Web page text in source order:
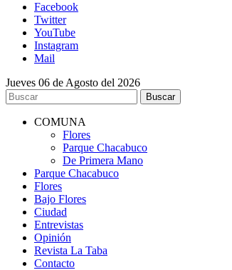
Facebook
Twitter
YouTube
Instagram
Mail
Jueves 06 de Agosto del 2026
COMUNA
Flores
Parque Chacabuco
De Primera Mano
Parque Chacabuco
Flores
Bajo Flores
Ciudad
Entrevistas
Opinión
Revista La Taba
Contacto